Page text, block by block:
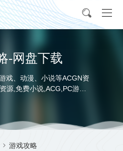
-网盘下载
戏、动漫、小说等ACGN资
源,免费小说,ACG,PC游
动画电影,动画片,全本小说,
供网盘下载
游戏攻略